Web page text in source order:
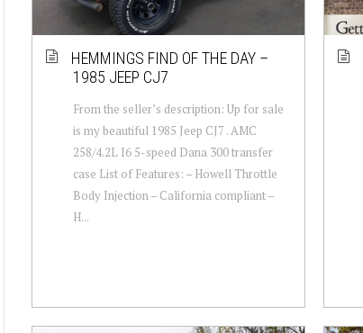
HEMMINGS FIND OF THE DAY –
1985 JEEP CJ7
From the seller’s description: Up for sale
is my beautiful 1985 Jeep CJ7 . AMC
258/4.2L I6 5-speed Dana 300 transfer
case List of Features: – Howell Throttle
Body Injection – California compliant –
H...